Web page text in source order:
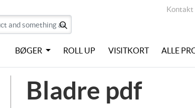
Kontakt
Kontakt
BØGER ROLL UP VISITKORT ALLE
Bladre pdf